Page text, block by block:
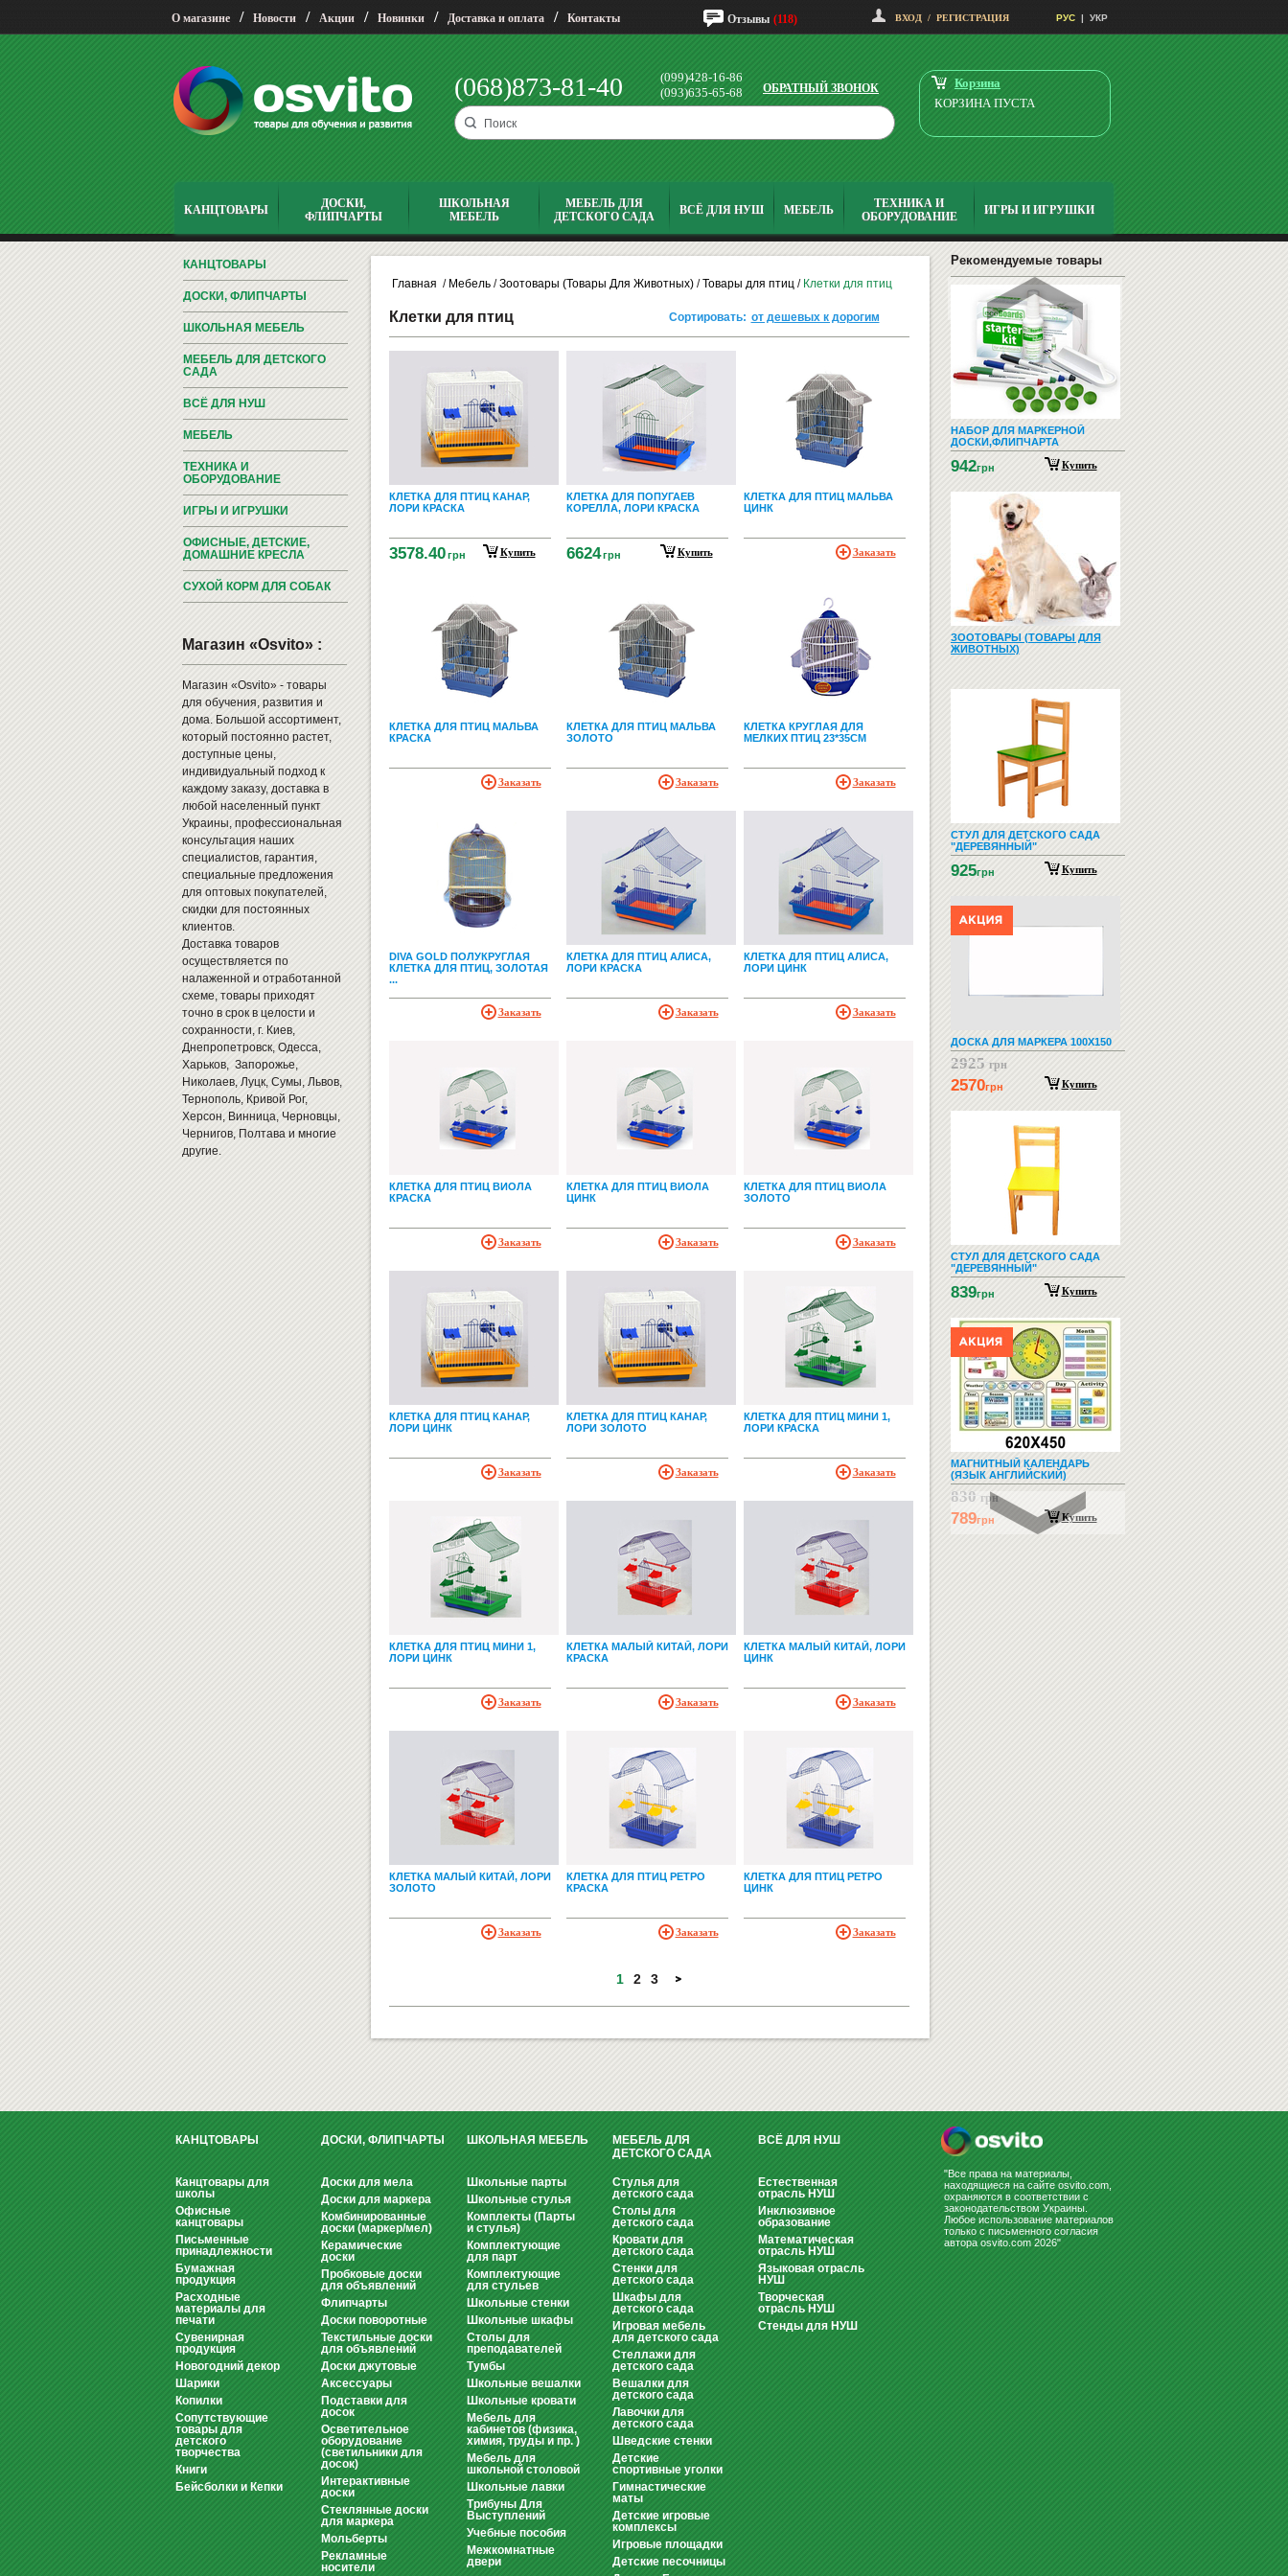
О магазине / Новости / Акции / Новинки / Доставка и оплата / Контакты Отзывы (118) ВХОД / РЕГИСТРАЦИЯ РУС | УКР
(068)873-81-40
(099)428-16-86
(093)635-65-68
ОБРАТНЫЙ ЗВОНОК
Корзина
КОРЗИНА ПУСТА
КАНЦТОВАРЫ
ДОСКИ,
ФЛИПЧАРТЫ
ШКОЛЬНАЯ
МЕБЕЛЬ
МЕБЕЛЬ ДЛЯ
ДЕТСКОГО САДА
ВСЁ ДЛЯ НУШ МЕБЕЛЬ
ТЕХНИКА И
ОБОРУДОВАНИЕ
ИГРЫ И ИГРУШКИ
КАНЦТОВАРЫ
ДОСКИ, ФЛИПЧАРТЫ
ШКОЛЬНАЯ МЕБЕЛЬ
МЕБЕЛЬ ДЛЯ ДЕТСКОГО
САДА
ВСЁ ДЛЯ НУШ
МЕБЕЛЬ
ТЕХНИКА И
ОБОРУДОВАНИЕ
ИГРЫ И ИГРУШКИ
ОФИСНЫЕ, ДЕТСКИЕ,
ДОМАШНИЕ КРЕСЛА
СУХОЙ КОРМ ДЛЯ СОБАК
Магазин «Osvito» :
Магазин «Osvito» - товары
для обучения, развития и
дома. Большой ассортимент,
который постоянно растет,
доступные цены,
индивидуальный подход к
каждому заказу, доставка в
любой населенный пункт
Украины, профессиональная
консультация наших
специалистов, гарантия,
специальные предложения
для оптовых покупателей,
скидки для постоянных
клиентов.
Доставка товаров
осуществляется по
налаженной и отработанной
схеме, товары приходят
точно в срок в целости и
сохранности, г. Киев,
Днепропетровск, Одесса,
Харьков, Запорожье,
Николаев, Луцк, Сумы, Львов,
Тернополь, Кривой Рог,
Херсон, Винница, Черновцы,
Чернигов, Полтава и многие
другие.
Главная / Мебель /Зоотовары (Товары Для Животных) /Товары для птиц / Клетки для птиц
Клетки для птиц Сортировать: от дешевых к дорогим
КЛЕТКА ДЛЯ ПТИЦ КАНАР,
ЛОРИ КРАСКА
3578.40 грн Купить
КЛЕТКА ДЛЯ ПОПУГАЕВ
КОРЕЛЛА, ЛОРИ КРАСКА
6624 грн Купить
КЛЕТКА ДЛЯ ПТИЦ МАЛЬВА
ЦИНК
Заказать
КЛЕТКА ДЛЯ ПТИЦ МАЛЬВА
КРАСКА
Заказать
КЛЕТКА ДЛЯ ПТИЦ МАЛЬВА
ЗОЛОТО
Заказать
КЛЕТКА КРУГЛАЯ ДЛЯ
МЕЛКИХ ПТИЦ 23*35СМ
Заказать
DIVA GOLD ПОЛУКРУГЛАЯ
КЛЕТКА ДЛЯ ПТИЦ, ЗОЛОТАЯ
...
Заказать
КЛЕТКА ДЛЯ ПТИЦ АЛИСА,
ЛОРИ КРАСКА
Заказать
КЛЕТКА ДЛЯ ПТИЦ АЛИСА,
ЛОРИ ЦИНК
Заказать
КЛЕТКА ДЛЯ ПТИЦ ВИОЛА
КРАСКА
Заказать
КЛЕТКА ДЛЯ ПТИЦ ВИОЛА
ЦИНК
Заказать
КЛЕТКА ДЛЯ ПТИЦ ВИОЛА
ЗОЛОТО
Заказать
КЛЕТКА ДЛЯ ПТИЦ КАНАР,
ЛОРИ ЦИНК
Заказать
КЛЕТКА ДЛЯ ПТИЦ КАНАР,
ЛОРИ ЗОЛОТО
Заказать
КЛЕТКА ДЛЯ ПТИЦ МИНИ 1,
ЛОРИ КРАСКА
Заказать
КЛЕТКА ДЛЯ ПТИЦ МИНИ 1,
ЛОРИ ЦИНК
Заказать
КЛЕТКА МАЛЫЙ КИТАЙ, ЛОРИ
КРАСКА
Заказать
КЛЕТКА МАЛЫЙ КИТАЙ, ЛОРИ
ЦИНК
Заказать
КЛЕТКА МАЛЫЙ КИТАЙ, ЛОРИ
ЗОЛОТО
Заказать
КЛЕТКА ДЛЯ ПТИЦ РЕТРО
КРАСКА
Заказать
КЛЕТКА ДЛЯ ПТИЦ РЕТРО
ЦИНК
Заказать
1 2 3
Рекомендуемые товары
ФЛИПЧАРТЫ
НАГЛЯДНО-ДИДАКТИЧЕСКИЙ
МАТЕРИАЛ С УКРАИНСКОГО Я...
1490грн Купить
НАБОР ДЛЯ МАРКЕРНОЙ
ДОСКИ,ФЛИПЧАРТА
942грн Купить
ЗООТОВАРЫ (ТОВАРЫ ДЛЯ
ЖИВОТНЫХ)
СТУЛ ДЛЯ ДЕТСКОГО САДА
"ДЕРЕВЯННЫЙ"
925грн Купить
ДОСКА ДЛЯ МАРКЕРА 100Х150
2925 грн
2570грн Купить
СТУЛ ДЛЯ ДЕТСКОГО САДА
"ДЕРЕВЯННЫЙ"
839грн Купить
МАГНИТНЫЙ КАЛЕНДАРЬ
(ЯЗЫК АНГЛИЙСКИЙ)
830 грн
789грн Купить
КАНЦТОВАРЫ
Канцтовары для
школы
Офисные
канцтовары
Письменные
принадлежности
Бумажная
продукция
Расходные
материалы для
печати
Сувенирная
продукция
Новогодний декор
Шарики
Копилки
Сопутствующие
товары для
детского
творчества
Книги
Бейсболки и Кепки
ДОСКИ, ФЛИПЧАРТЫ
Доски для мела
Доски для маркера
Комбинированные
доски (маркер/мел)
Керамические
доски
Пробковые доски
для объявлений
Флипчарты
Доски поворотные
Текстильные доски
для объявлений
Доски джутовые
Аксессуары
Подставки для
досок
Осветительное
оборудование
(светильники для
досок)
Интерактивные
доски
Стеклянные доски
для маркера
Мольберты
Рекламные
носители
ШКОЛЬНАЯ МЕБЕЛЬ
Школьные парты
Школьные стулья
Комплекты (Парты
и стулья)
Комплектующие
для парт
Комплектующие
для стульев
Школьные стенки
Школьные шкафы
Столы для
преподавателей
Тумбы
Школьные вешалки
Школьные кровати
Мебель для
кабинетов (физика,
химия, труды и пр. )
Мебель для
школьной столовой
Школьные лавки
Трибуны Для
Выступлений
Учебные пособия
Межкомнатные
двери
МЕБЕЛЬ ДЛЯ
ДЕТСКОГО САДА
Стулья для
детского сада
Столы для
детского сада
Кровати для
детского сада
Стенки для
детского сада
Шкафы для
детского сада
Игровая мебель
для детского сада
Стеллажи для
детского сада
Вешалки для
детского сада
Лавочки для
детского сада
Шведские стенки
Детские
спортивные уголки
Гимнастические
маты
Детские игровые
комплексы
Игровые площадки
Детские песочницы
ВСЁ ДЛЯ НУШ
Естественная
отрасль НУШ
Инклюзивное
образование
Математическая
отрасль НУШ
Языковая отрасль
НУШ
Творческая
отрасль НУШ
Стенды для НУШ
"Все права на материалы,
находящиеся на сайте osvito.com,
охраняются в соответствии с
законодательством Украины.
Любое использование материалов
только с письменного согласия
автора osvito.com 2026"